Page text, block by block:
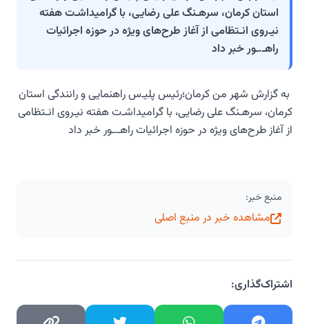
استان کرمان، سرهـنگ علی رضایی، با گرامیداشـ‌ت هفته
نیـ‌روی انـتظامی از آغاز طرح‌های ویژه در حوزه اجرائیات
راهـ‌.ـور خبر داد
به گزارش شهر من کرمان؛رئیس پلیـ‌س راهنمایی و رانندگی استان
کرمان، سرهـنگ علی رضایی، با گرامیداشـ‌ت هفته نیـ‌روی انـتظامی
از آغاز طرح‌های ویژه در حوزه اجرائیات راهـ‌.ـور خبر داد
منبع خبر:
مشاهده خبر در منبع اصلی
اشتراک‌گذاری: